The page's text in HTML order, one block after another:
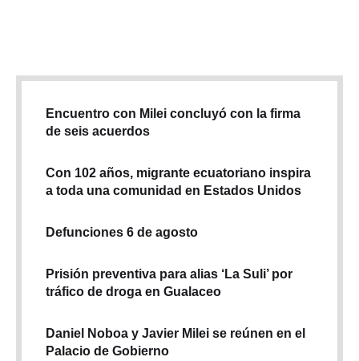
Encuentro con Milei concluyó con la firma
de seis acuerdos
Con 102 años, migrante ecuatoriano inspira
a toda una comunidad en Estados Unidos
Defunciones 6 de agosto
Prisión preventiva para alias ‘La Suli’ por
tráfico de droga en Gualaceo
Daniel Noboa y Javier Milei se reúnen en el
Palacio de Gobierno